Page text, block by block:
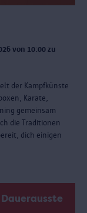
von 10:00 zu
der Kampfkünste
Karate,
gemeinsam
die Traditionen
dich einigen